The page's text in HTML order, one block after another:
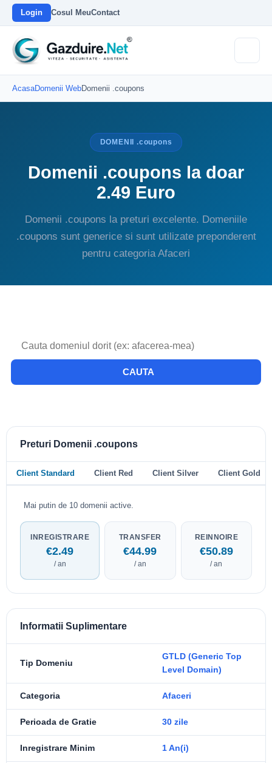
Login Cosul MeuContact
AcasaDomenii WebDomenii .coupons
DOMENII .coupons
Domenii .coupons la doar
2.49 Euro
Domenii .coupons la preturi excelente. Domeniile
.coupons sunt generice si sunt utilizate preponderent
pentru categoria Afaceri
CAUTA
Preturi Domenii .coupons
Client Standard Client Red Client Silver Client Gold
Mai putin de 10 domenii active.
INREGISTRARE
€2.49
/ an
TRANSFER
€44.99
/ an
REINNOIRE
€50.89
/ an
Informatii Suplimentare
Tip Domeniu
GTLD (Generic Top
Level Domain)
Categoria Afaceri
Perioada de Gratie 30 zile
Inregistrare Minim 1 An(i)